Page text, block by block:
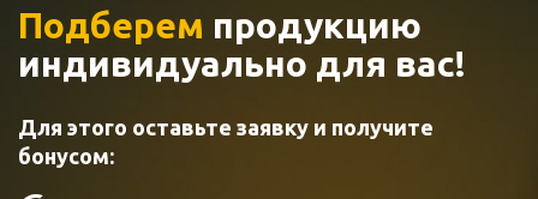
Подберем продукцию
индивидуально для вас!
Для этого оставьте заявку и получите
бонусом: